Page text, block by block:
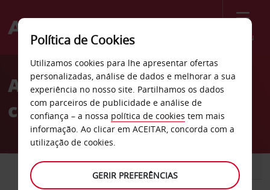
Menu
Welcome
AvisAluguer de
carros Fürstenfeldbruck
CARRO COMERCIAIS
Política de Cookies
Utilizamos cookies para lhe apresentar ofertas
personalizadas, análise de dados e melhorar a sua
experiência no nosso site. Partilhamos os dados
com parceiros de publicidade e análise de
confiança – a nossa política de cookies tem mais
informação. Ao clicar em ACEITAR, concorda com a
utilização de cookies.
GERIR PREFERÊNCIAS